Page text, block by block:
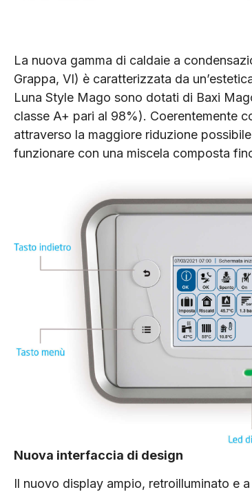
La nuova gamma di caldaie a
Grappa, VI) è caratterizzata da
Luna Style Mago sono dotati di Baxi
classe A+ pari al 98%). Coerentemente
attraverso la maggiore riduzione
funzionare con una miscela composta
Nuova interfaccia di design
Il nuovo display ampio, retroilluminato e